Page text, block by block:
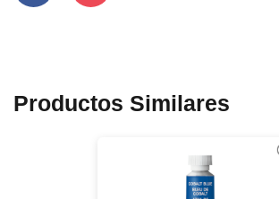
Productos Similares